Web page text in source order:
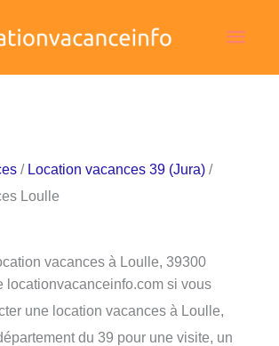
/ Location vacances 39 (Jura) /
Loulle
vacances à Loulle, 39300
locationvacanceinfo.com si vous
une location vacances à Loulle,
du 39 pour une visite, un